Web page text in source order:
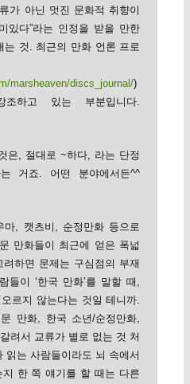
가 아닌 멋진 문화적 취향이
있다”라는 인정을 받을 만한
는 것. 최근의 만화 언론 프로
marsheaven/discs_journal/)
하고 있는 부분입니다.
은, 절대로 ~하다, 라는 단정
거죠. 어떤 분야에서든^^
, 캣츠비, 순정만화 등으로
만화들이 최근에 얻은 폭넓
하면 문제는 구심점의 부재
이 ‘한국 만화’를 말할 때,
르지 않는다는 것일 테니까.
만화, 한국 소년/순정만화,
려서 교류가 별로 없는 것 처
읽는 사람들이라도 뇌 속에서
한 쪽 얘기를 할 때는 다른